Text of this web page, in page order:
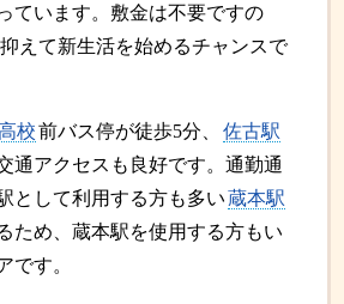
ています。敷金は不要ですの
えて新生活を始めるチャンスで
校前バス停が徒歩5分、
佐古駅
通アクセスも良好です。通勤通
として利用する方も多い蔵本駅
ため、蔵本駅を使用する方もい
です。